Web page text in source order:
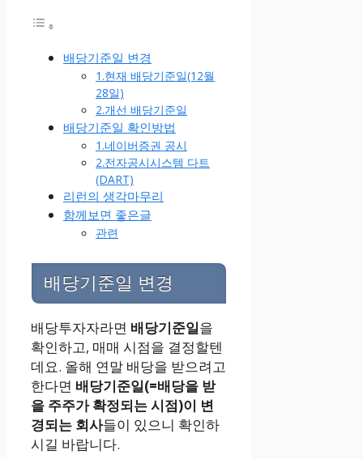
배당기준일 변경
1.현재 배당기준일(12월
28일)
2.개선 배당기준일
배당기준일 확인방법
1.네이버증권 공시
2.전자공시시스템 다트
(DART)
리런의 생각마무리
함께보면 좋은글
관련
배당기준일 변경
배당투자자라면 배당기준일을
확인하고, 매매 시점을 결정할텐
데요. 올해 연말 배당을 받으려고
한다면 배당기준일(=배당을 받
을 주주가 확정되는 시점)이 변
경되는 회사들이 있으니 확인하
시길 바랍니다.